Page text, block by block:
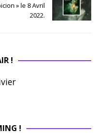
» le 8 Avril
2022.
!
!